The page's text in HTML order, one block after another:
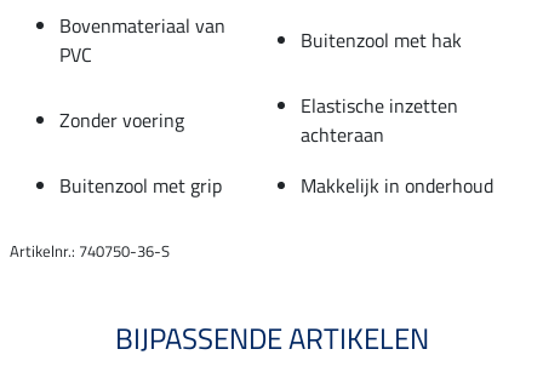
Bovenmateriaal van
PVC
Buitenzool met hak
Zonder voering
Elastische inzetten
achteraan
Buitenzool met grip
Makkelijk in onderhoud
Artikelnr.: 740750-36-S
BIJPASSENDE ARTIKELEN